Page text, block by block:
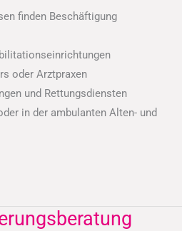
finden Beschäftigung
oder Arztpraxen
und Rettungsdiensten
in der ambulanten Alten- und